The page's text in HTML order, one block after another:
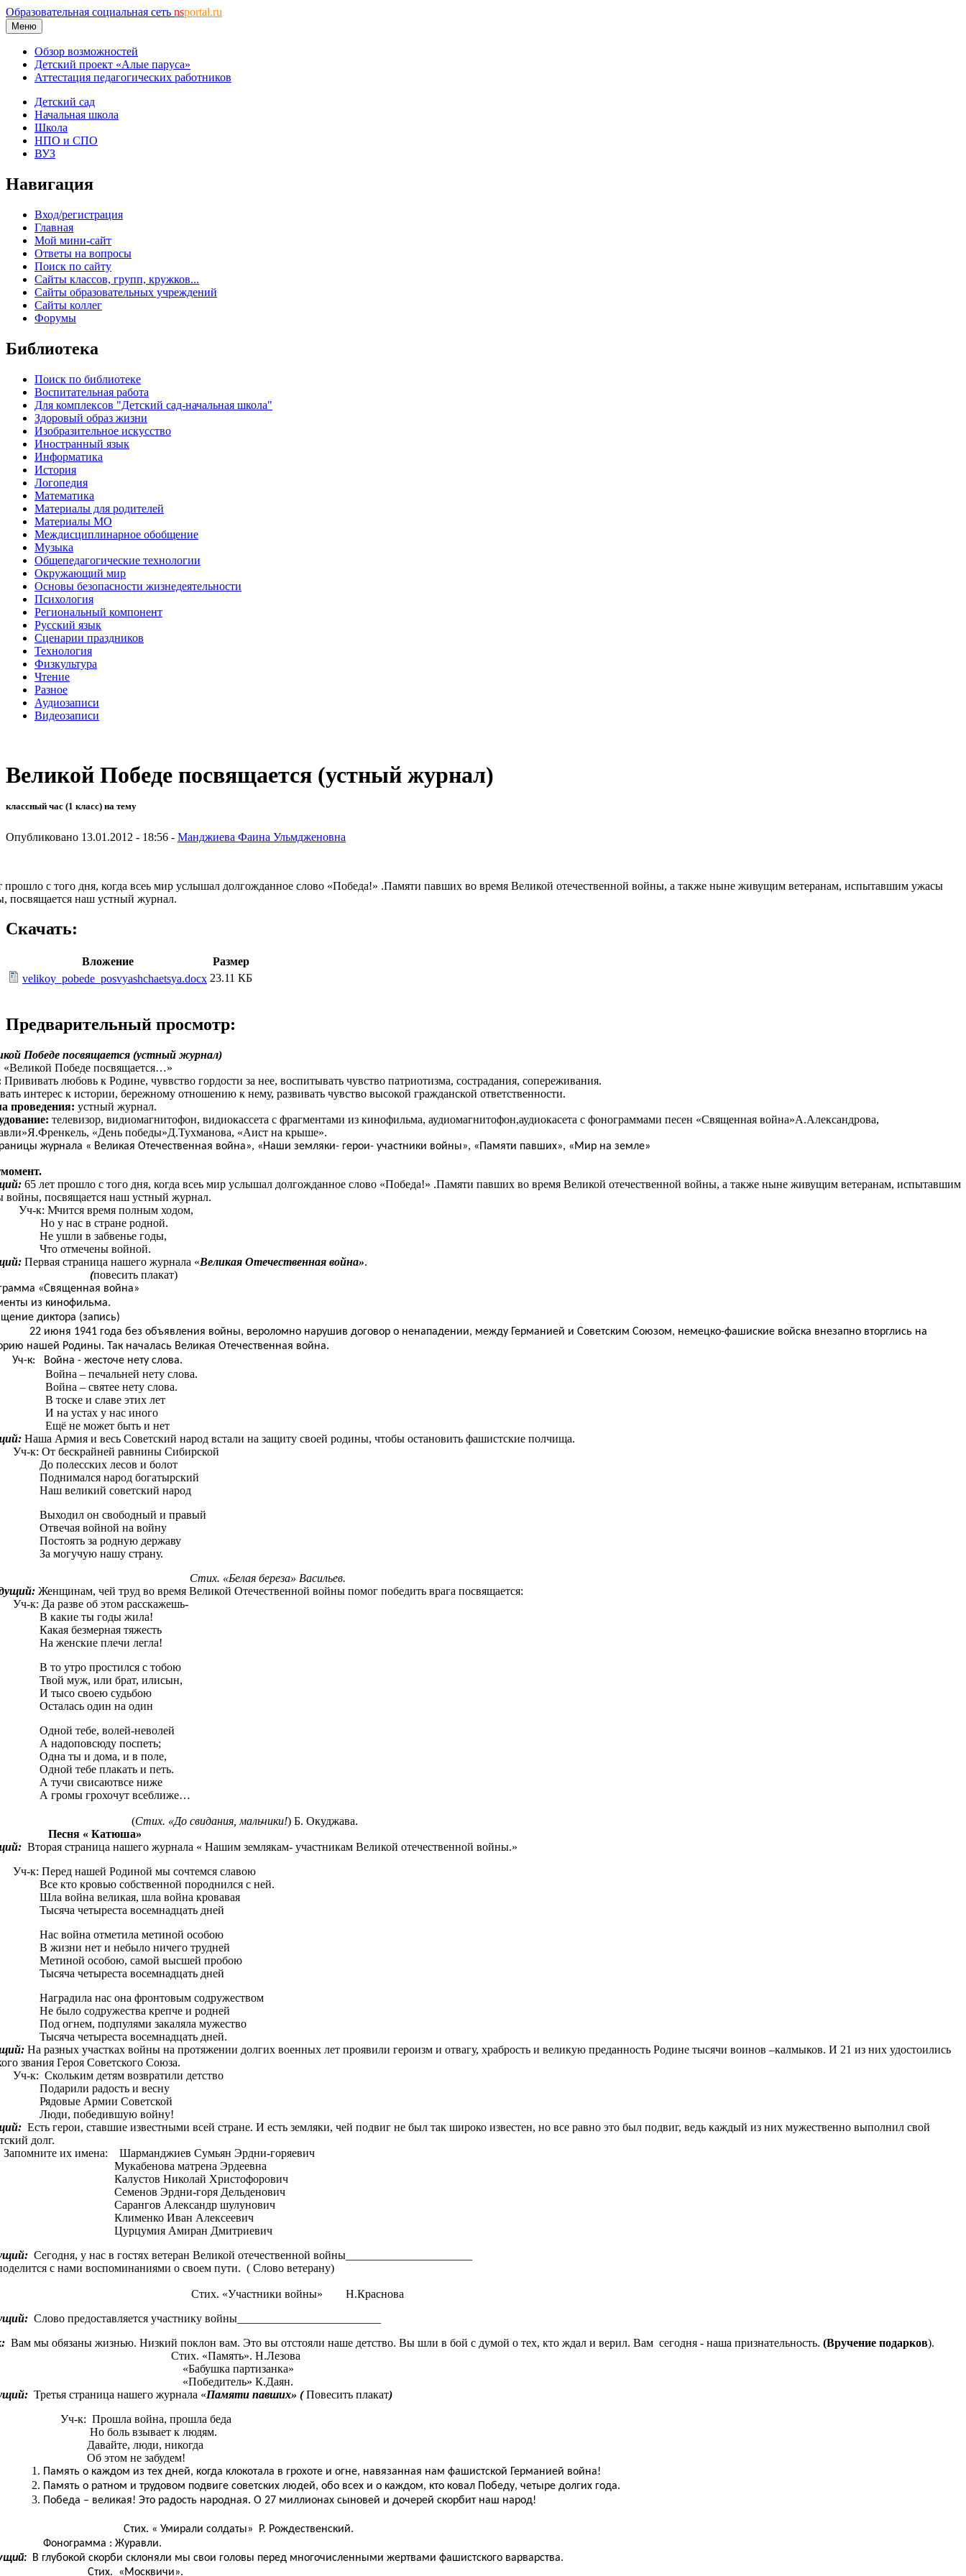
Образовательная социальная сеть nsportal.ru
Меню
Обзор возможностей
Детский проект «Алые паруса»
Аттестация педагогических работников
Детский сад
Начальная школа
Школа
НПО и СПО
ВУЗ
Навигация
Вход/регистрация
Главная
Мой мини-сайт
Ответы на вопросы
Поиск по сайту
Сайты классов, групп, кружков...
Сайты образовательных учреждений
Сайты коллег
Форумы
Библиотека
Поиск по библиотеке
Воспитательная работа
Для комплексов "Детский сад-начальная школа"
Здоровый образ жизни
Изобразительное искусство
Иностранный язык
Информатика
История
Логопедия
Математика
Материалы для родителей
Материалы МО
Междисциплинарное обобщение
Музыка
Общепедагогические технологии
Окружающий мир
Основы безопасности жизнедеятельности
Психология
Региональный компонент
Русский язык
Сценарии праздников
Технология
Физкультура
Чтение
Разное
Аудиозаписи
Видеозаписи
Великой Победе посвящается (устный журнал)
классный час (1 класс) на тему
Опубликовано 13.01.2012 - 18:56 - Манджиева Фаина Ульмдженовна
прошло с того дня, когда всеь мир услышал долгожданное слово «Победа!» .Памяти павших во время Великой отечественной войны, а также ныне живущим ветеранам, испытавшим ужасы
посвящается наш устный журнал.
Скачать:
Вложение
Размер
velikoy_pobede_posvyashchaetsya.docx 23.11 КБ
Предварительный просмотр:
Победе посвящается (устный журнал)
«Великой Победе посвящается…»
Прививать любовь к Родине, чуввство гордости за нее, воспитывать чувство патриотизма, сострадания, сопереживания.
интерес к истории, бережному отношению к нему, развивать чувство высокой гражданской ответственности.
проведения: устный журнал.
телевизор, видиомагнитофон, видиокассета с фрагментами из кинофильма, аудиомагнитофон,аудиокасета с фонограммами песен «Священная война»А.Александрова,
«День победы»Д.Тухманова, «Аист на крыше».
журнала « Великая Отечественная война», «Наши земляки- герои- участники войны», «Памяти павших», «Мир на земле»
65 лет прошло с того дня, когда всеь мир услышал долгожданное слово «Победа!» .Памяти павших во время Великой отечественной войны, а также ныне живущим ветеранам, испытавшим
войны, посвящается наш устный журнал.
время полным ходом,
Но у нас в стране родной.
Не ушли в забвенье годы,
Что отмечены войной.
Первая страница нашего журнала «Великая Отечественная война».
повесить плакат)
«Священная война»
из кинофильма.
диктора (запись)
22 июня 1941 года без объявления войны, вероломно нарушив договор о ненападении, между Германией и Советским Союзом, немецко-фашиские войска внезапно вторглись на
нашей Родины. Так началась Великая Отечественная война.
Уч-к: Война - жесточе нету слова.
Война – печальней нету слова.
Война – святее нету слова.
В тоске и славе этих лет
И на устах у нас иного
Ещё не может быть и нет
Наша Армия и весь Советский народ встали на защиту своей родины, чтобы остановить фашистские полчища.
Уч-к: От бескрайней равнины Сибирской
До полесских лесов и болот
Поднимался народ богатырский
Наш великий советский народ
Выходил он свободный и правый
Отвечая войной на войну
Постоять за родную державу
За могучую нашу страну.
Стих. «Белая береза» Васильев.
Женщинам, чей труд во время Великой Отечественной войны помог победить врага посвящается:
Уч-к: Да разве об этом расскажешь-
В какие ты годы жила!
Какая безмерная тяжесть
На женские плечи легла!
В то утро простился с тобою
Твой муж, или брат, илисын,
И тысо своею судьбою
Осталась один на один
Одной тебе, волей-неволей
А надоповсюду поспеть;
Одна ты и дома, и в поле,
Одной тебе плакать и петь.
А тучи свисаютвсе ниже
А громы грохочут всеближе…
(Стих. «До свидания, мальчики!) Б. Окуджава.
Песня « Катюша»
Вторая страница нашего журнала « Нашим землякам- участникам Великой отечественной войны.»
Уч-к: Перед нашей Родиной мы сочтемся славою
Все кто кровью собственной породнился с ней.
Шла война великая, шла война кровавая
Тысяча четыреста восемнадцать дней
Нас война отметила метиной особою
В жизни нет и небыло ничего трудней
Метиной особою, самой высшей пробою
Тысяча четыреста восемнадцать дней
Наградила нас она фронтовым содружеством
Не было содружества крепче и родней
Под огнем, подпулями закаляла мужество
Тысяча четыреста восемнадцать дней.
На разных участках войны на протяжении долгих военных лет проявили героизм и отвагу, храбрость и великую преданность Родине тысячи воинов –калмыков. И 21 из них удостоились
звания Героя Советского Союза.
Уч-к: Скольким детям возвратили детство
Подарили радость и весну
Рядовые Армии Советской
Люди, победившую войну!
Есть герои, ставшие известными всей стране. И есть земляки, чей подвиг не был так широко известен, но все равно это был подвиг, ведь каждый из них мужественно выполнил свой
долг.
их имена: Шарманджиев Сумьян Эрдни-горяевич
Мукабенова матрена Эрдеевна
Калустов Николай Христофорович
Семенов Эрдни-горя Дельденович
Сарангов Александр шулунович
Клименко Иван Алексеевич
Цурцумия Амиран Дмитриевич
Сегодня, у нас в гостях ветеран Великой отечественной войны______________________
с нами воспоминаниями о своем пути. ( Слово ветерану)
«Участники войны» Н.Краснова
Слово предоставляется участнику войны_________________________
Вам мы обязаны жизнью. Низкий поклон вам. Это вы отстояли наше детство. Вы шли в бой с думой о тех, кто ждал и верил. Вам сегодня - наша признательность.(Вручение подарков).
Стих. «Память». Н.Лезова
«Бабушка партизанка»
«Победитель» К.Даян.
Третья страница нашего журнала «Памяти павших» (Повесить плакат)
Уч-к: Прошла война, прошла беда
Но боль взывает к людям.
Давайте, люди, никогда
Об этом не забудем!
Память о каждом из тех дней, когда клокотала в грохоте и огне, навязанная нам фашистской Германией война!
Память о ратном и трудовом подвиге советских людей, обо всех и о каждом, кто ковал Победу, четыре долгих года.
Победа – великая! Это радость народная. О 27 миллионах сыновей и дочерей скорбит наш народ!
Стих. « Умирали солдаты» Р. Рождественский.
Фонограмма : Журавли.
В глубокой скорби склоняли мы свои головы перед многочисленными жертвами фашистского варварства.
Стих. «Москвичи».